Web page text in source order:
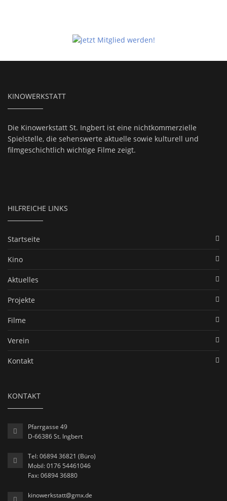
KINOWERKSTATT
Die Kinowerkstatt St. Ingbert ist eine nichtkommerzielle
Spielstelle, die sehenswerte aktuelle sowie kulturell und
filmgeschichtlich wichtige Filme zeigt.
HILFREICHE LINKS
Startseite
Kino
Aktuelles
Projekte
Filme
Verein
Kontakt
KONTAKT
Pfarrgasse 49
D-66386 St. Ingbert
Tel: 06894 36821 (Büro)
Mobil: 0176 54461046
Fax: 06894 36880
kinowerkstatt@gmx.de